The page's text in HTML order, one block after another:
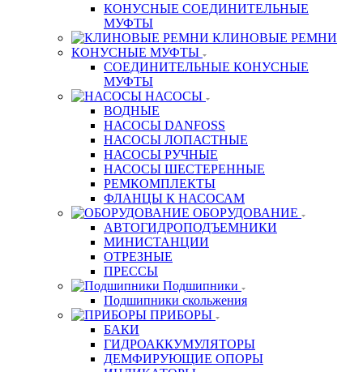
КОНУСНЫЕ СОЕДИНИТЕЛЬНЫЕ
МУФТЫ
КЛИНОВЫЕ РЕМНИ
КОНУСНЫЕ МУФТЫ
СОЕДИНИТЕЛЬНЫЕ КОНУСНЫЕ
МУФТЫ
НАСОСЫ
ВОДНЫЕ
НАСОСЫ DANFOSS
НАСОСЫ ЛОПАСТНЫЕ
НАСОСЫ РУЧНЫЕ
НАСОСЫ ШЕСТЕРЕННЫЕ
РЕМКОМПЛЕКТЫ
ФЛАНЦЫ К НАСОСАМ
ОБОРУДОВАНИЕ
АВТОГИДРОПОДЪЕМНИКИ
МИНИСТАНЦИИ
ОТРЕЗНЫЕ
ПРЕССЫ
Подшипники
Подшипники скольжения
ПРИБОРЫ
БАКИ
ГИДРОАККУМУЛЯТОРЫ
ДЕМФИРУЮЩИЕ ОПОРЫ